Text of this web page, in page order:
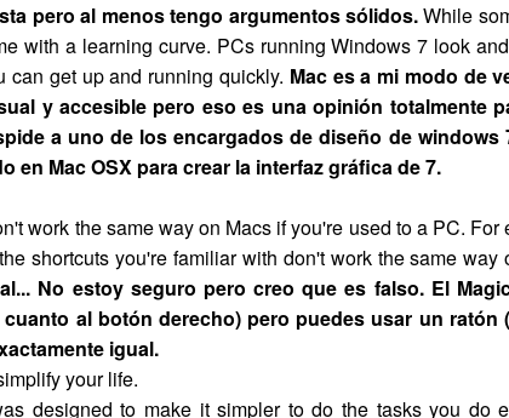
pero al menos tengo argumentos sólidos.While
with a learning curve. PCs running Windows 7 look
can get up and running quickly. Mac es a mi modo de
y accesible pero eso es una opinión totalmente
a uno de los encargados de diseño de
en Mac OSX para crear la interfaz gráfica de 7.
work the same way on Macs if you're used to a PC.
shortcuts you're familiar with don't work the same
No estoy seguro pero creo que es falso. El
cuanto al botón derecho) pero puedes usar un
igual.
your life.
designed to make it simpler to do the tasks you do